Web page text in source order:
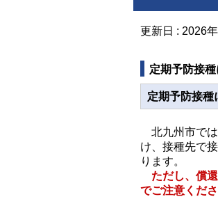
更新日 : 2026
定期予防接
定期予防接種
北九州市では
け、接種先で
ります。
ただし、償
でご注意くださ